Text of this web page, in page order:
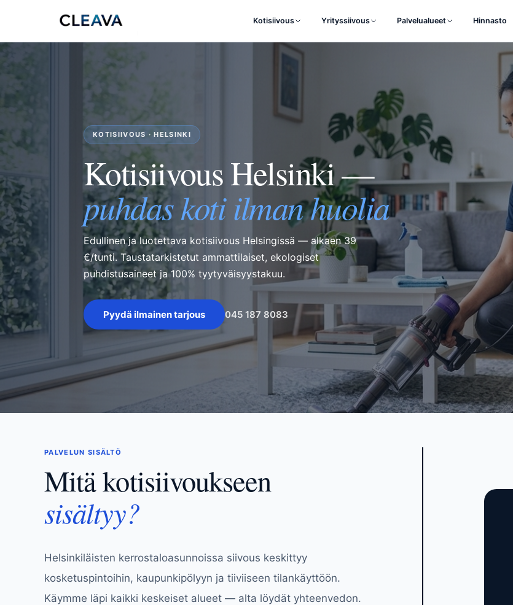
Kotisiivous Yrityssiivous Palvelualueet Hinnasto
KOTISIIVOUS · HELSINKI
Kotisiivous Helsinki —
puhdas koti ilman huolia
Edullinen ja luotettava kotisiivous Helsingissä — alkaen 39
€/tunti. Taustatarkistetut ammattilaiset, ekologiset
puhdistusaineet ja 100% tyytyväisyystakuu.
Pyydä ilmainen tarjous 045 187 8083
PALVELUN SISÄLTÖ
Mitä kotisiivoukseen
sisältyy?
Helsinkiläisten kerrostaloasunnoissa siivous keskittyy
kosketuspintoihin, kaupunkipölyyn ja tiiviiseen tilankäyttöön.
Käymme läpi kaikki keskeiset alueet — alta löydät yhteenvedon.